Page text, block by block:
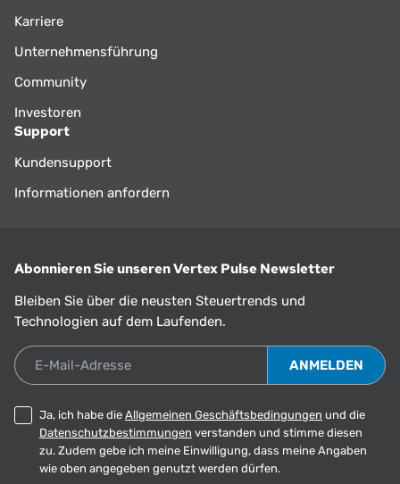
Karriere
Unternehmensführung
Community
Investoren
Support
Kundensupport
Informationen anfordern
Abonnieren Sie unseren Vertex Pulse Newsletter
Bleiben Sie über die neusten Steuertrends und
Technologien auf dem Laufenden.
E-Mail-Adresse
Ja, ich habe die Allgemeinen Geschäftsbedingungen und die
Datenschutzbestimmungen verstanden und stimme diesen
zu. Zudem gebe ich meine Einwilligung, dass meine Angaben
wie oben angegeben genutzt werden dürfen.